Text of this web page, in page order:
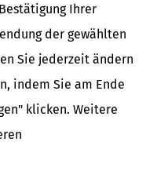
Ihrer
der gewählten
Sie jederzeit ändern
indem Sie am Ende
klicken. Weitere
drohen Strafen?
für die Steuererklärung
Fällen muss es